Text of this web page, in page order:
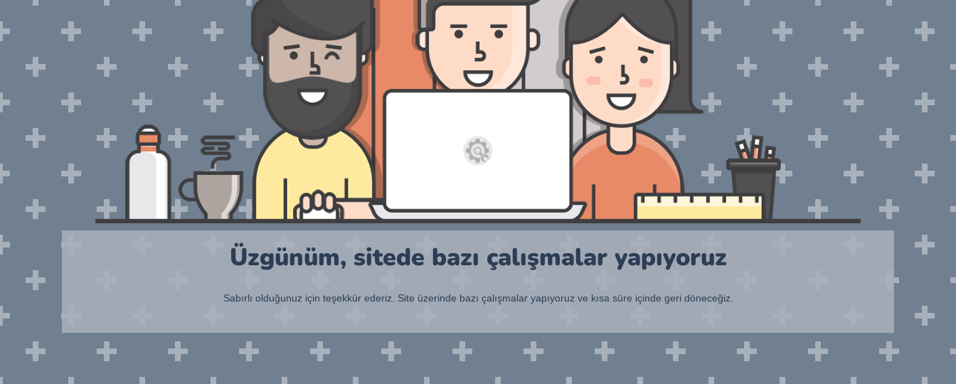
Üzgünüm, sitede bazı çalışmalar yapıyoruz
Sabırlı olduğunuz için teşekkür ederiz. Site üzerinde bazı çalışmalar yapıyoruz ve kısa süre içinde geri döneceğiz.